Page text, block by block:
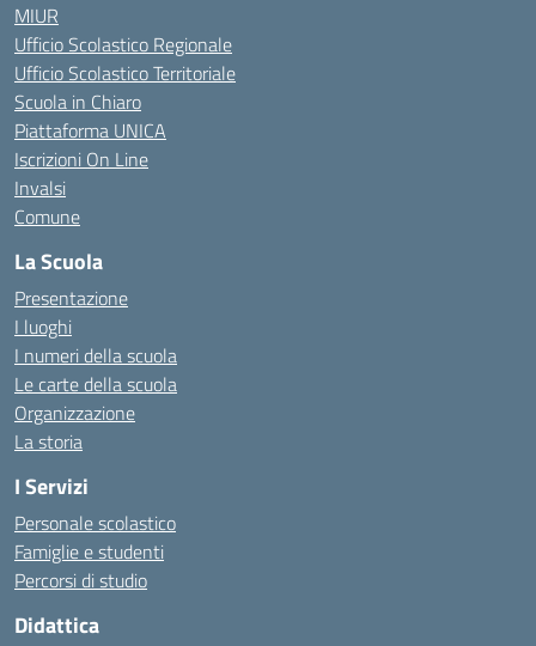
MIUR
Ufficio Scolastico Regionale
Ufficio Scolastico Territoriale
Scuola in Chiaro
Piattaforma UNICA
Iscrizioni On Line
Invalsi
Comune
La Scuola
Presentazione
I luoghi
I numeri della scuola
Le carte della scuola
Organizzazione
La storia
I Servizi
Personale scolastico
Famiglie e studenti
Percorsi di studio
Didattica